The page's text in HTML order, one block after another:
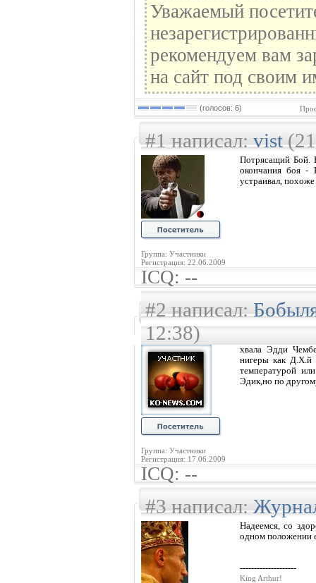
Уважаемый
рекомендуем вам
на сайт под своим
(голосов: 6)
#1 написал:vist(21
Группа: Участники
Регистрация: 22.06.2009
Потрясащий Бой.
окончания боя -
устраивал,
ICQ: --
#2 написал:
12:38)
Группа: Участники
Регистрация: 17.06.2009
хвала Эдди
нигеры как
температурой
Эдик,но по
ICQ: --
#3 написал:
Надеемся, со
одном положении
--------------------
King Arthur!